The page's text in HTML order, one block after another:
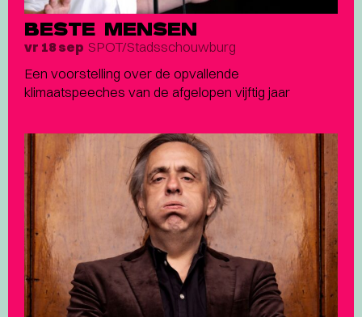
BESTE MENSEN
vr 18 sep SPOT/Stadsschouwburg
Een voorstelling over de opvallende
klimaatspeeches van de afgelopen vijftig jaar